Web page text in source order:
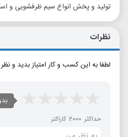
تولید و پخش انواع سیم ظرفشویی و
نظرات
لطفا به این کسب و کار امتیاز بدید و
حداکثر 2000 کاراکتر